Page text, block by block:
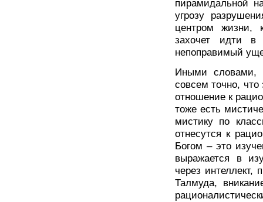
пирамидальной
угрозу
центром жизни,
захочет идти
непоправимый
Иными словами,
совсем точно, что
отношение к
тоже есть
мистику по
отнесутся к
Богом – это
выражается в
через интеллект,
Талмуда,